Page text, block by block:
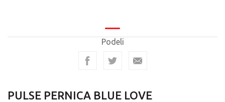
Podeli
PULSE PERNICA BLUE LOVE